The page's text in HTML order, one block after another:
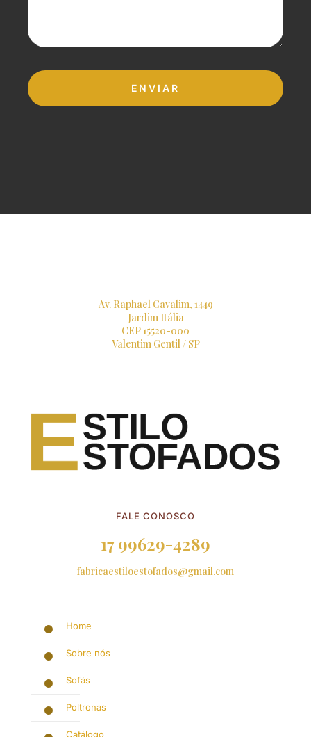
Av. Raphael Cavalim, 1449
Jardim Itália
CEP 15520-000
Valentim Gentil / SP
FALE CONOSCO
17 99629-4289
fabricaestiloestofados@gmail.com
Home
Sobre nós
Sofás
Poltronas
Catálogo